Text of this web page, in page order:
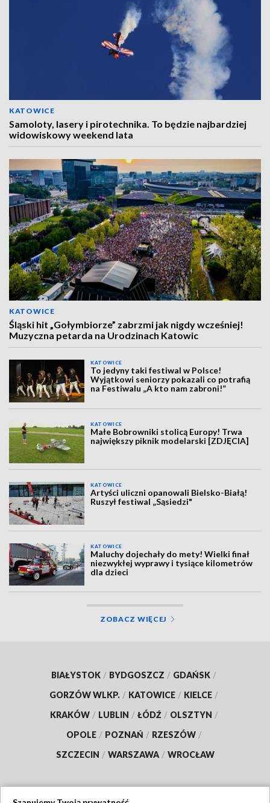
KATOWICE
Samoloty, lasery i pirotechnika. To będzie najbardziej
widowiskowy weekend lata
KATOWICE
Śląski hit „Gołymbiorze” zabrzmi jak nigdy wcześniej!
Muzyczna petarda na Urodzinach Katowic
KATOWICE
To jedyny taki festiwal w Polsce!
Wyjątkowi seniorzy pokazali co potrafią
na Festiwalu „A kto nam zabroni!”
KATOWICE
Małe Bobrowniki stolicą Europy! Trwa
największy piknik modelarski [ZDJĘCIA]
KATOWICE
Artyści uliczni opanowali Bielsko-Białą!
Ruszył festiwal „Sąsiedzi"
KATOWICE
Maluchy dojechały do mety! Wielki finał
niezwykłej wyprawy i tysiące kilometrów
dla dzieci
ZOBACZ WIĘCEJ
BIAŁYSTOK / BYDGOSZCZ / GDAŃSK /
GORZÓW WLKP. / KATOWICE / KIELCE /
KRAKÓW / LUBLIN / ŁÓDŹ / OLSZTYN /
OPOLE / POZNAŃ / RZESZÓW /
SZCZECIN / WARSZAWA / WROCŁAW